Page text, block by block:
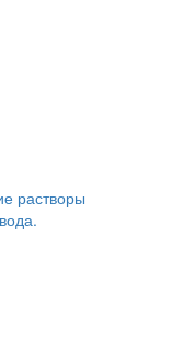
растворы